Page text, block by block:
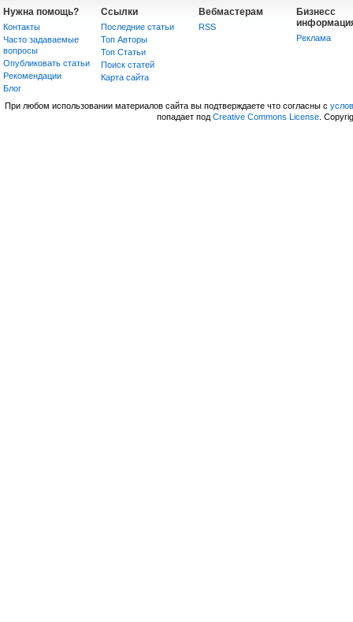
Нужна помощь?
Контакты
Часто задаваемые
вопросы
Опубликовать статьи
Рекомендации
Блог
Ссылки
Последние статьи
Топ Авторы
Топ Статьи
Поиск статей
Карта сайта
Вебмастерам
RSS
Бизнесс
Реклама
При любом использовании материалов сайта вы подтверждаете что согласны с
попадает под Creative Commons License.